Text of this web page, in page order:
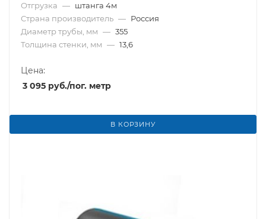
Отгрузка — штанга 4м
Страна производитель — Россия
Диаметр трубы, мм — 355
Толщина стенки, мм — 13,6
Цена:
3 095 руб./пог. метр
В КОРЗИНУ